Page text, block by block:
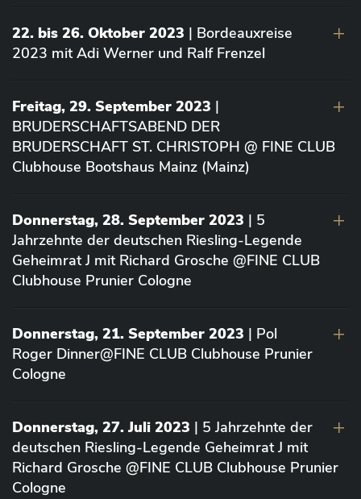
22. bis 26. Oktober 2023 | Bordeauxreise
2023 mit Adi Werner und Ralf Frenzel
Freitag, 29. September 2023 |
BRUDERSCHAFTSABEND DER
BRUDERSCHAFT ST. CHRISTOPH @ FINE CLUB
Clubhouse Bootshaus Mainz (Mainz)
Donnerstag, 28. September 2023 | 5
Jahrzehnte der deutschen Riesling-Legende
Geheimrat J mit Richard Grosche @FINE CLUB
Clubhouse Prunier Cologne
Donnerstag, 21. September 2023 | Pol
Roger Dinner@FINE CLUB Clubhouse Prunier
Cologne
Donnerstag, 27. Juli 2023 | 5 Jahrzehnte der
deutschen Riesling-Legende Geheimrat J mit
Richard Grosche @FINE CLUB Clubhouse Prunier
Cologne